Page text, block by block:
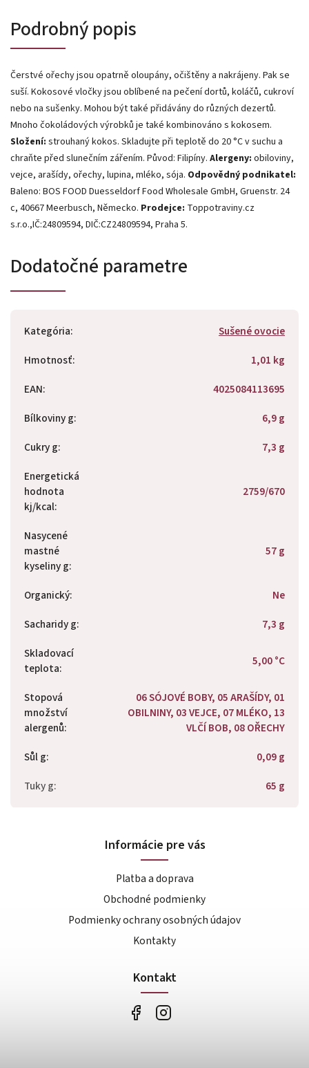
Podrobný popis
Čerstvé ořechy jsou opatrně oloupány, očištěny a nakrájeny. Pak se
suší. Kokosové vločky jsou oblíbené na pečení dortů, koláčů, cukroví
nebo na sušenky. Mohou být také přidávány do různých dezertů.
Mnoho čokoládových výrobků je také kombinováno s kokosem.
Složení: strouhaný kokos. Skladujte při teplotě do 20 °C v suchu a
chraňte před slunečním zářením. Původ: Filipíny. Alergeny: obiloviny,
vejce, arašídy, ořechy, lupina, mléko, sója. Odpovědný podnikatel:
Baleno: BOS FOOD Duesseldorf Food Wholesale GmbH, Gruenstr. 24
c, 40667 Meerbusch, Německo. Prodejce: Toppotraviny.cz
s.r.o.,IČ:24809594, DIČ:CZ24809594, Praha 5.
Dodatočné parametre
Kategória:
Sušené ovocie
Hmotnosť:
1,01 kg
EAN:
4025084113695
Bílkoviny g:
6,9 g
Cukry g:
7,3 g
Energetická
hodnota
kj/kcal:
2759/670
Nasycené
mastné
kyseliny g:
57 g
Organický:
Ne
Sacharidy g:
7,3 g
Skladovací
teplota: 5,00 °C
Stopová
množství
alergenů:
06 SÓJOVÉ BOBY, 05 ARAŠÍDY, 01
OBILNINY, 03 VEJCE, 07 MLÉKO, 13
VLČÍ BOB, 08 OŘECHY
Sůl g:
0,09 g
Tuky g: 65 g
Informácie pre vás
Platba a doprava
Obchodné podmienky
Podmienky ochrany osobných údajov
Kontakty
Kontakt